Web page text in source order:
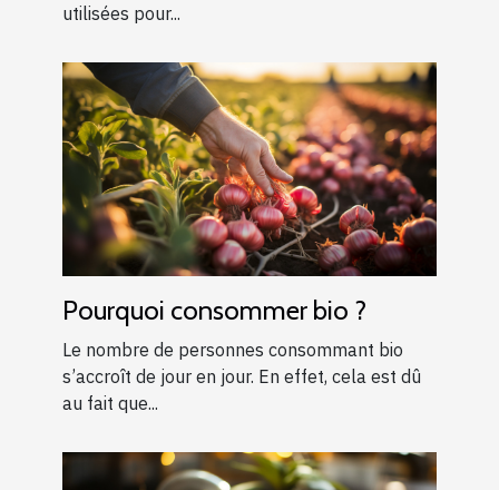
utilisées pour...
Pourquoi consommer bio ?
Le nombre de personnes consommant bio
s’accroît de jour en jour. En effet, cela est dû
au fait que...